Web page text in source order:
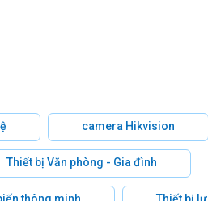
camera Hikvision
Thiết bị Văn phòng - Gia đình